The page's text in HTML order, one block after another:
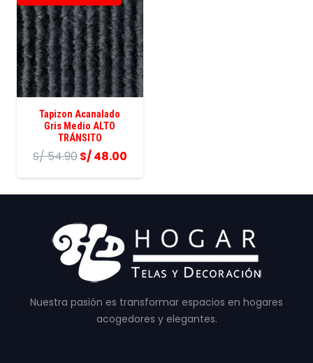
Tapizon Acanalado
Gris Medio ALTO
TRÁNSITO
S/54.90S/48.00
Nuestra pasión es transformar espacios en hogares
acogedores y elegantes.